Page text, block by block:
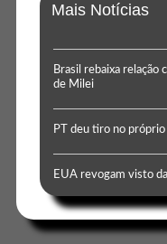
Mais Notícias
Brasil rebaixa relação
de Milei
PT deu tiro no próprio
EUA revogam visto